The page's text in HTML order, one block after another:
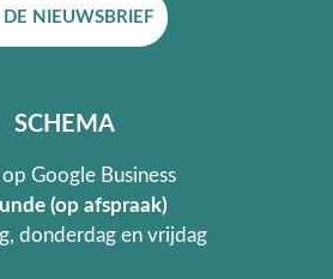
b
o
k
f
a
g
a
NIEUWSBRIEF
SCHEMA
Google Business
(op afspraak)
donderdag en vrijdag